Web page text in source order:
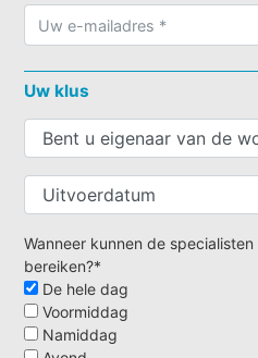
Uw klus
Wanneer kunnen de
bereiken?*
De hele dag
Voormiddag
Namiddag